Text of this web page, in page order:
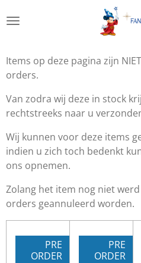
direct
de
hoofdinhoud
Items op deze pagina zijn
orders.
Van zodra wij deze in stock
rechtstreeks naar u
Wij kunnen voor deze items
indien u zich toch bedenkt
ons opnemen.
Zolang het item nog niet
orders geannuleerd worden.
PRE
ORDER
PRE
ORDER